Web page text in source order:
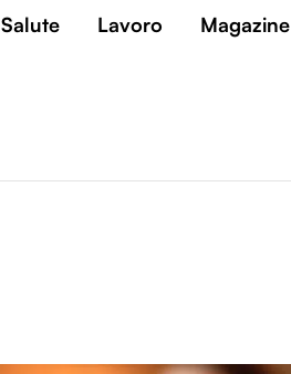
Salute Lavoro Magazine